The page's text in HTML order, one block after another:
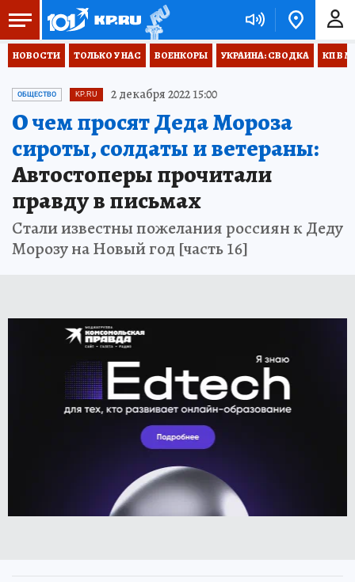
НОВОСТИ ТОЛЬКО У НАС ВОЕНКОРЫ УКРАИНА: СВОДКА КП В
ОБЩЕСТВО KP.RU 2 декабря 2022 15:00
О чем просят Деда Мороза
сироты, солдаты и ветераны:
Автостоперы прочитали
правду в письмах
Стали известны пожелания россиян к Деду
Морозу на Новый год [часть 16]